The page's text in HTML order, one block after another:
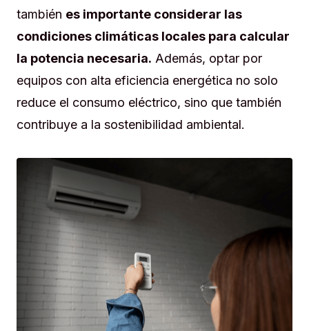
también es importante considerar las
condiciones climáticas locales para calcular
la potencia necesaria. Además, optar por
equipos con alta eficiencia energética no solo
reduce el consumo eléctrico, sino que también
contribuye a la sostenibilidad ambiental.